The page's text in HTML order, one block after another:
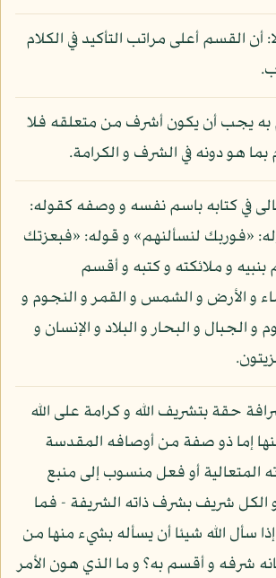
أن القسم أعلى مراتب التأكيد في الكلام
به يجب أن يكون أشرف من متعلقه فلا
بما هو دونه في الشرف و الكرامة.
في كتابه باسم نفسه و وصفه كقوله:
«فوربك لنسألنهم» و قوله: «فبعزتك
و ملائكته و كتبه و أقسم
و الأرض و الشمس و القمر و النجوم و
و الجبال و البحار و البلاد و الإنسان و
حقة بتشريف الله و كرامة على الله
إما ذو صفة من أوصافه المقدسة
المتعالية أو فعل منسوب إلى منبع
الكل شريف بشرف ذاته الشريفة - فما
سأل الله شيئا أن يسأله بشيء منها من
شرفه و أقسم به؟ و ما الذي هون الأمر